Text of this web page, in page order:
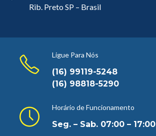
Rib. Preto SP – Brasil
Ligue Para Nós
(16) 99119-5248
(16) 98818-5290
Horário de Funcionamento
Seg. – Sab. 07:00 – 17:00